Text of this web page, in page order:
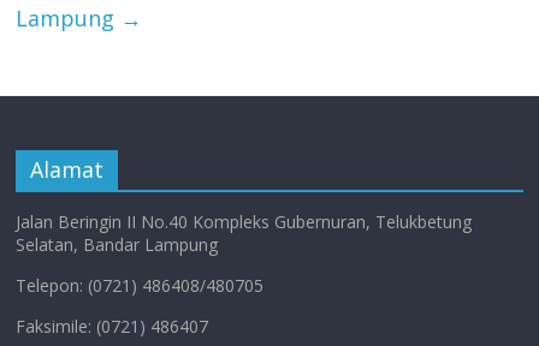
Lampung →
Alamat
Jalan Beringin II No.40 Kompleks Gubernuran, Telukbetung
Selatan, Bandar Lampung
Telepon: (0721) 486408/480705
Faksimile: (0721) 486407